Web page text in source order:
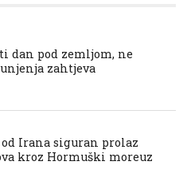
dan pod zemljom, ne
zahtjeva
od Irana siguran prolaz
kroz Hormuški moreuz